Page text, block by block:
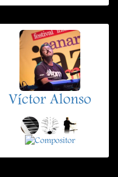
Víctor Alonso